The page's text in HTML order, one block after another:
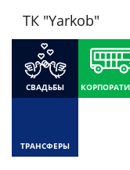
ТК "Yarkob"
СВАДЬБЫ
ТРАНСФЕРЫ